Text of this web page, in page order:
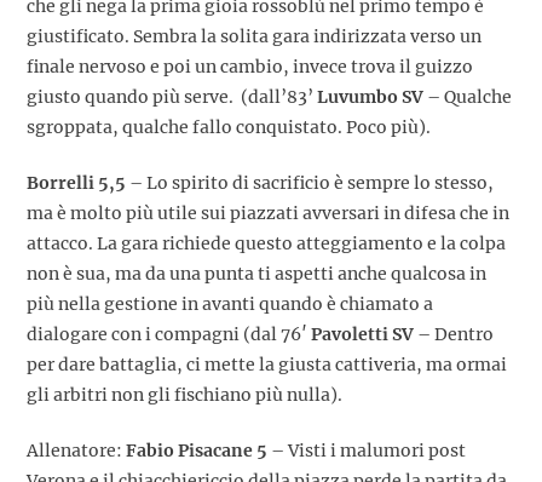
che gli nega la prima gioia rossoblù nel primo tempo è
giustificato. Sembra la solita gara indirizzata verso un
finale nervoso e poi un cambio, invece trova il guizzo
giusto quando più serve. (dall’83’ Luvumbo SV – Qualche
sgroppata, qualche fallo conquistato. Poco più).
Borrelli 5,5 – Lo spirito di sacrificio è sempre lo stesso,
ma è molto più utile sui piazzati avversari in difesa che in
attacco. La gara richiede questo atteggiamento e la colpa
non è sua, ma da una punta ti aspetti anche qualcosa in
più nella gestione in avanti quando è chiamato a
dialogare con i compagni (dal 76′ Pavoletti SV – Dentro
per dare battaglia, ci mette la giusta cattiveria, ma ormai
gli arbitri non gli fischiano più nulla).
Allenatore: Fabio Pisacane 5 – Visti i malumori post